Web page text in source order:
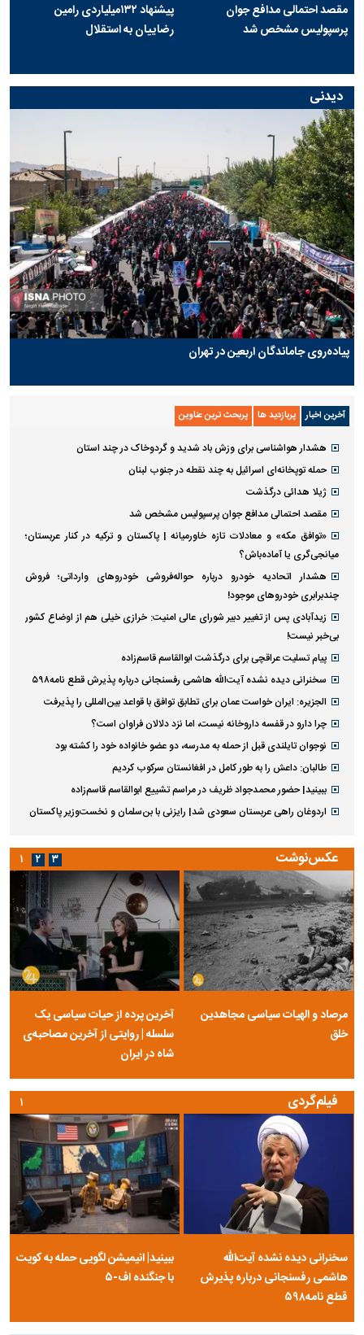
مقصد احتمالی مدافع جوان
پرسپولیس مشخص شد
پیشنهاد ۱۳۲میلیاردی رامین
رضاییان به استقلال
دیدنی
پیاده‌روی جاماندگان اربعین در تهران
آخرین اخبار پربازدید ها پربحث ترین عناوین
هشدار هواشناسی برای وزش باد شدید و گردوخاک در چند استان
حمله توپخانه‌ای اسرائیل به چند نقطه در جنوب لبنان
ژیلا هدائی درگذشت
مقصد احتمالی مدافع جوان پرسپولیس مشخص شد
«توافق مکه» و معادلات تازه خاورمیانه | پاکستان و ترکیه در کنار عربستان؛
میانجی‌گری یا آماده‌باش؟
هشدار اتحادیه خودرو درباره حواله‌فروشی خودروهای وارداتی‌؛ فروش
چندبرابری خودروهای موجود!
زیدآبادی پس از تغییر دبیر شورای عالی امنیت: خرازی خیلی هم از اوضاع کشور
بی‌خبر نیست!
پیام تسلیت عراقچی برای درگذشت ابوالقاسم قاسم‌زاده
سخنرانی دیده نشده آیت‌الله هاشمی رفسنجانی درباره پذیرش قطع نامه۵۹۸
الجزیره: ایران خواست عمان برای تطابق توافق با قواعد بین‌المللی را پذیرفت
چرا دارو در قفسه داروخانه نیست، اما نزد دلالان فراوان است؟
نوجوان تایلندی قبل از حمله به مدرسه، دو عضو خانواده خود را کشته بود
طالبان: داعش را به طور کامل در افغانستان سرکوب کردیم
ببینید| حضور محمدجواد ظریف در مراسم تشییع ابوالقاسم قاسم‌زاده
اردوغان راهی عربستان سعودی شد| رایزنی با بن‌سلمان و نخست‌وزیر پاکستان
عکس‌نوشت
مرصاد و الهیات سیاسی مجاهدین
خلق
آخرین پرده از حیات سیاسی یک
سلسله | روایتی از آخرین مصاحبه‌ی
شاه در ایران
۱ ۲ ۳
فیلم‌گردی
سخنرانی دیده نشده آیت‌الله
هاشمی رفسنجانی درباره پذیرش
قطع نامه۵۹۸
ببینید| انیمیشن لگویی حمله به کویت
با جنگنده اف-۵
۱